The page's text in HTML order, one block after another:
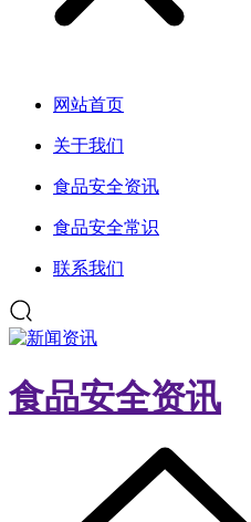
网站首页
关于我们
食品安全资讯
食品安全常识
联系我们
食品安全资讯